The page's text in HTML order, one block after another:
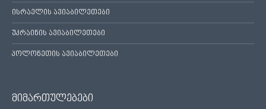
ისრაელის ავიაბილეთები
უკრაინის ავიაბილეთები
პოლონეთის ავიაბილეთები
მიმართულებები